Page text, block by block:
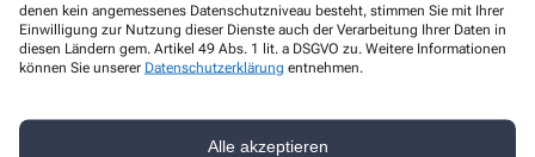
denen kein angemessenes Datenschutzniveau besteht, stimmen Sie mit Ihrer
Einwilligung zur Nutzung dieser Dienste auch der Verarbeitung Ihrer Daten in
diesen Ländern gem. Artikel 49 Abs. 1 lit. a DSGVO zu. Weitere Informationen
können Sie unserer Datenschutzerklärung entnehmen.
Alle akzeptieren
der Verarbeitung ist Art. 6 Abs. 1 lit. a DS-GVO. Die Einwilligung kann
jederzeit widerrufen werden, z.B. per E-Mail aninfo@schwanenbusch-
apotheke.de.
verwendet. Weitere Informationen zum Datenschutz finden Sie unter
Datenschutz .